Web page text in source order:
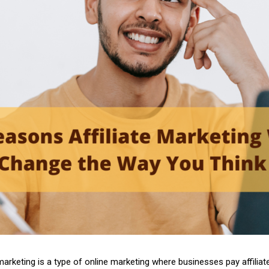
is a type of online marketing where businesses pay